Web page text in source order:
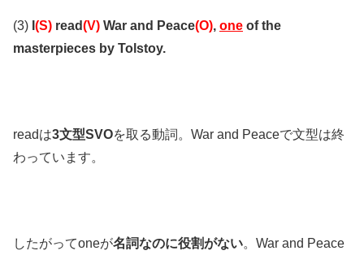
(3) (S) read(V) War and Peace(O), one of the
masterpieces by Tolstoy.
readは3文型SVOを取る動詞。War and Peaceで文型は終
わっています。
したがってoneが名詞なのに役割がない。War and Peace